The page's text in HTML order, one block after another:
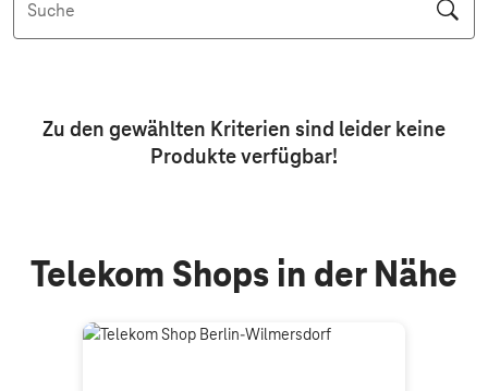
Suche
Zu den gewählten Kriterien sind leider keine
Produkteverfügbar!
Telekom Shops in der Nähe